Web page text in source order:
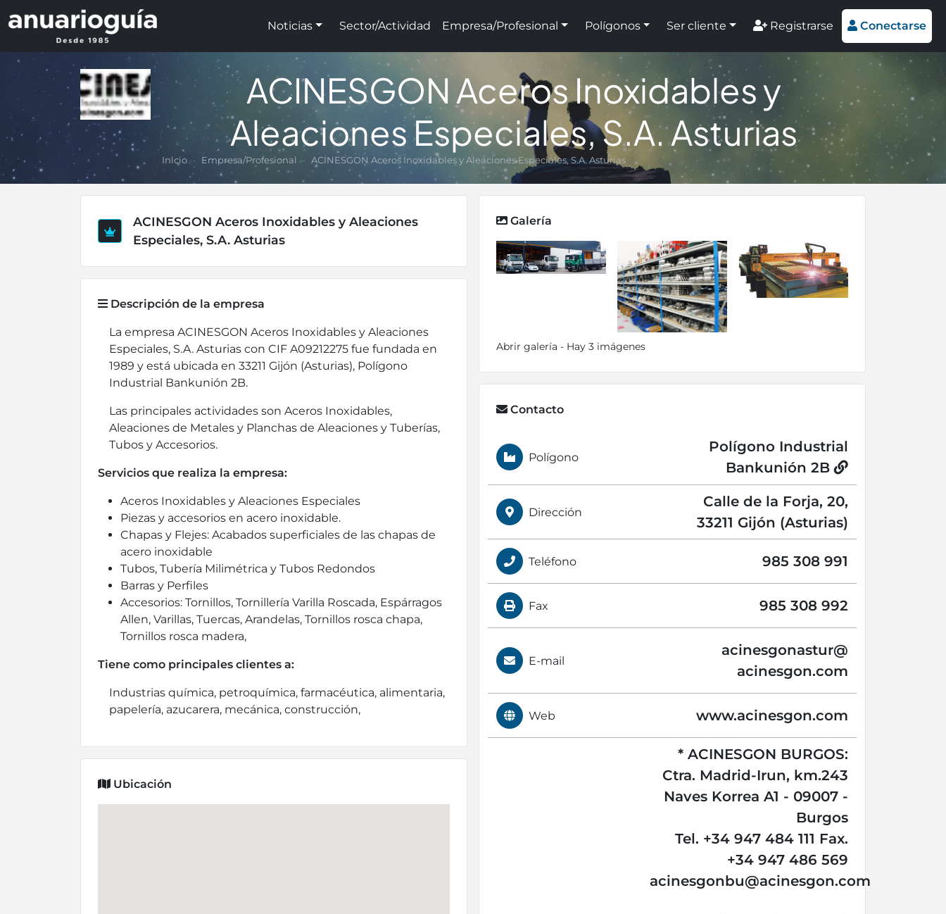
Noticias Sector/Actividad Empresa/Profesional Polígonos Ser cliente Registrarse Conectarse
ACINESGON Aceros Inoxidables y
Aleaciones Especiales, S.A. Asturias
Inicio Empresa/Profesional ACINESGON Aceros Inoxidables y Aleaciones Especiales, S.A. Asturias
ACINESGON Aceros Inoxidables y Aleaciones
Especiales, S.A. Asturias
Descripción de la empresa
La empresa ACINESGON Aceros Inoxidables y Aleaciones
Especiales, S.A. Asturias con CIF A09212275 fue fundada en
1989 y está ubicada en 33211 Gijón (Asturias), Polígono
Industrial Bankunión 2B.
Las principales actividades son Aceros Inoxidables,
Aleaciones de Metales y Planchas de Aleaciones y Tuberías,
Tubos y Accesorios.
Servicios que realiza la empresa:
Aceros Inoxidables y Aleaciones Especiales
Piezas y accesorios en acero inoxidable.
Chapas y Flejes: Acabados superficiales de las chapas de
acero inoxidable
Tubos, Tubería Milimétrica y Tubos Redondos
Barras y Perfiles
Accesorios: Tornillos, Tornillería Varilla Roscada, Espárragos
Allen, Varillas, Tuercas, Arandelas, Tornillos rosca chapa,
Tornillos rosca madera,
Tiene como principales clientes a:
Industrias química, petroquímica, farmacéutica, alimentaria,
papelería, azucarera, mecánica, construcción,
Ubicación
Galería
Abrir galería - Hay 3 imágenes
Contacto
Polígono
Polígono Industrial
Bankunión 2B
Dirección
Calle de la Forja, 20,
33211 Gijón (Asturias)
Teléfono 985 308 991
Fax 985 308 992
E-mail
acinesgonastur@
acinesgon.com
Web www.acinesgon.com
* ACINESGON BURGOS:
Ctra. Madrid-Irun, km.243
Naves Korrea A1 - 09007 -
Burgos
Tel. +34 947 484 111 Fax.
+34 947 486 569
acinesgonbu@acinesgon.com